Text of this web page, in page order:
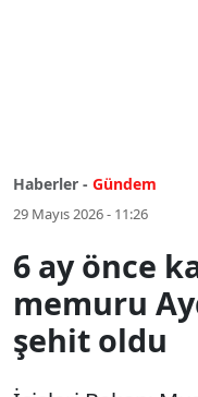
Haberler - Gündem
29 Mayıs 2026 - 11:26
6 ay önce
memuru
şehit oldu